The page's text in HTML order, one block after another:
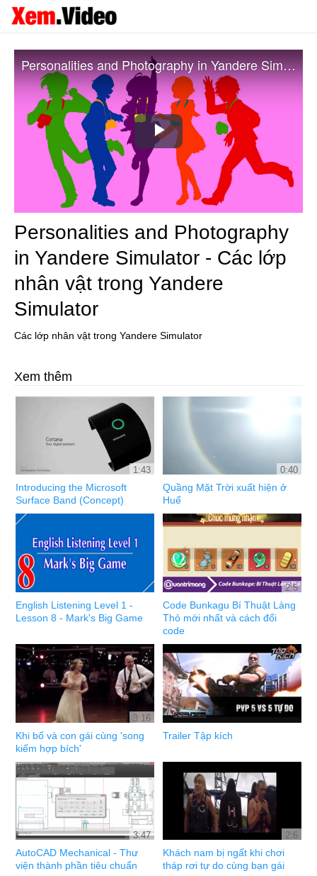
Play
Video
Personalities and Photography in Yandere Simulator - Các lớp nhân vật trong Yandere Simulator
Personalities and Photography
in Yandere Simulator - Các lớp
nhân vật trong Yandere
Simulator
Các lớp nhân vật trong Yandere Simulator
Xem thêm
1:43
Introducing the Microsoft
Surface Band (Concept)
0:40
Quầng Mặt Trời xuất hiện ở
Huế
English Listening Level 1 -
Lesson 8 - Mark's Big Game
2:5
Code Bunkagu Bí Thuật Làng
Thỏ mới nhất và cách đổi
code
3:16
Khi bố và con gái cùng 'song
kiếm hợp bích'
Trailer Tập kích
3:47
AutoCAD Mechanical - Thư
viện thành phần tiêu chuẩn
2:6
Khách nam bị ngất khi chơi
tháp rơi tự do cùng bạn gái